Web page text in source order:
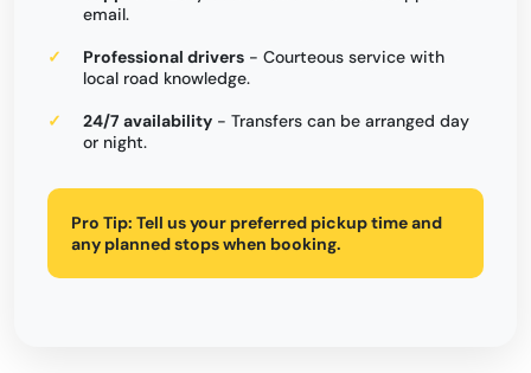
email.
Professional drivers - Courteous service with
local road knowledge.
24/7 availability - Transfers can be arranged day
or night.
Pro Tip: Tell us your preferred pickup time and
any planned stops when booking.